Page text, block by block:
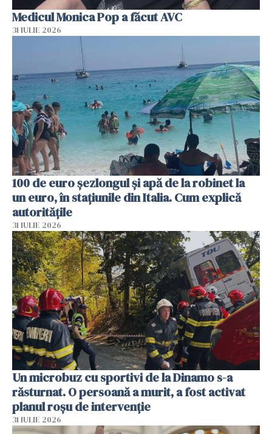
Medicul Monica Pop a făcut AVC
31 IULIE 2026
100 de euro șezlongul și apă de la robinet la
un euro, în stațiunile din Italia. Cum explică
autoritățile
31 IULIE 2026
Un microbuz cu sportivi de la Dinamo s-a
răsturnat. O persoană a murit, a fost activat
planul roșu de intervenție
31 IULIE 2026